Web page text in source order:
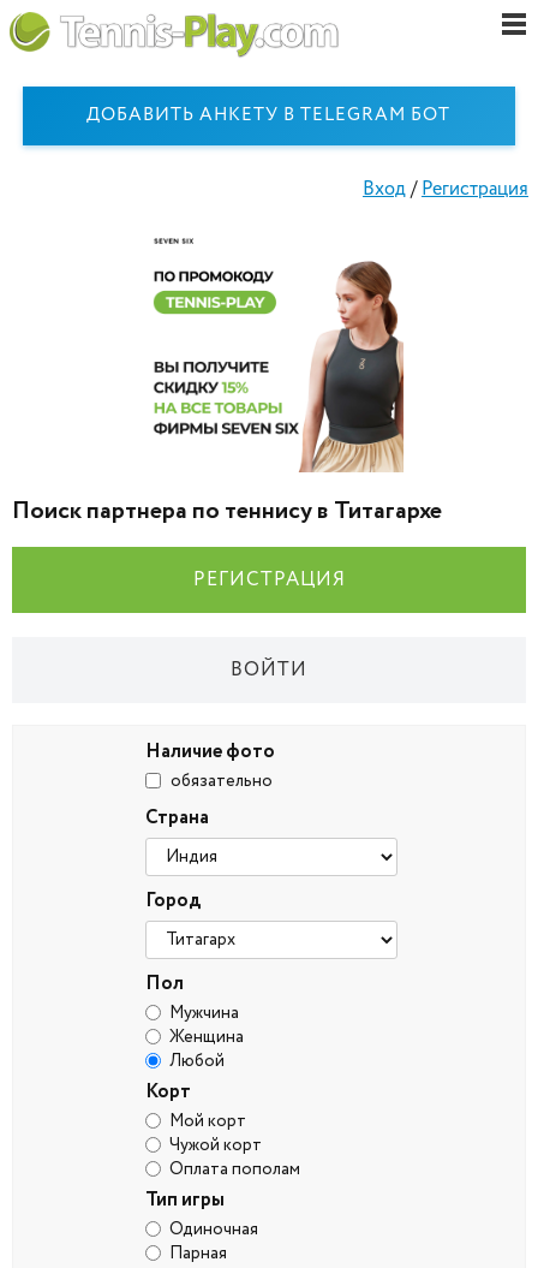
ДОБАВИТЬ АНКЕТУ В TELEGRAM БОТ
Вход/Регистрация
Поиск партнера по теннису в Титагархе
РЕГИСТРАЦИЯ
ВОЙТИ
Наличие фото
обязательно
Страна
Город
Пол
Мужчина
Женщина
Любой
Корт
Мой корт
Чужой корт
Оплата пополам
Тип игры
Одиночная
Парная